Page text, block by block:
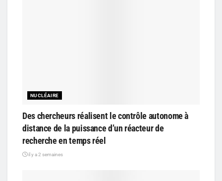
NUCLÉAIRE
Des chercheurs réalisent le contrôle autonome à
distance de la puissance d’un réacteur de
recherche en temps réel
il y a 2 semaines